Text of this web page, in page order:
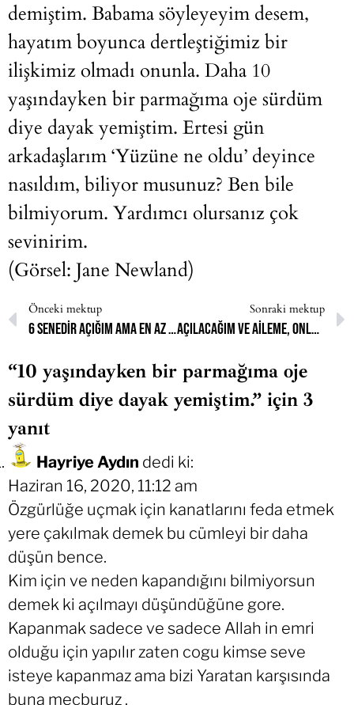
demiştim. Babama söyleyeyim desem,
hayatım boyunca dertleştiğimiz bir
ilişkimiz olmadı onunla. Daha 10
yaşındayken bir parmağıma oje sürdüm
diye dayak yemiştim. Ertesi gün
arkadaşlarım ‘Yüzüne ne oldu’ deyince
nasıldım, biliyor musunuz? Ben bile
bilmiyorum. Yardımcı olursanız çok
sevinirim.
(Görsel: Jane Newland)
Önceki mektup
6 senedir açığım ama en az ayda 1 kere rüyamda kapalı olduğumu ve açılmaya çalıştığımı görüyorum.
Sonraki mektup
Açılacağım ve aileme, onlar gibi Hanefi mezhebinden olmadığımı söyleyeceğim.
“10 yaşındayken bir parmağıma oje
sürdüm diye dayak yemiştim.” için 3
yanıt
Hayriye Aydın dedi ki:
Haziran 16, 2020, 11:12 am
Özgürlüğe uçmak için kanatlarını feda etmek
yere çakılmak demek bu cümleyi bir daha
düşün bence.
Kim için ve neden kapandığını bilmiyorsun
demek ki açılmayı düşündüğüne gore.
Kapanmak sadece ve sadece Allah in emri
olduğu için yapılır zaten cogu kimse seve
isteye kapanmaz ama bizi Yaratan karşısında
buna mecburuz .